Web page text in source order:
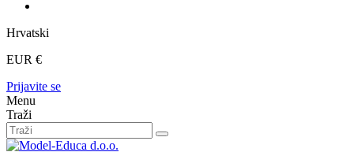
Hrvatski
EUR €
Prijavite se
Menu
Traži